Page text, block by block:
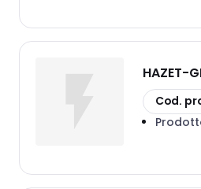
HAZET-
copia
Cod.